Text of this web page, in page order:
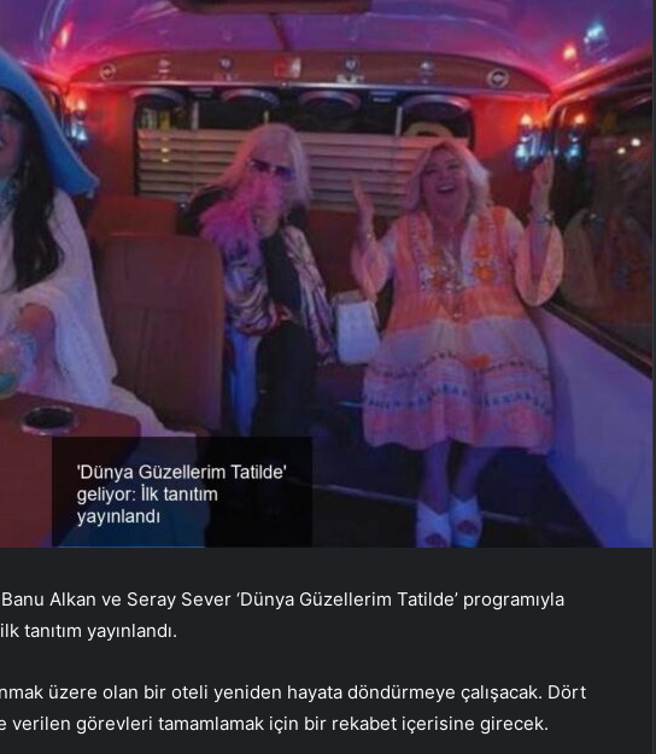
Alkan ve Seray Sever ‘Dünya Güzellerim Tatilde’ programıyla
tanıtım yayınlandı.
üzere olan bir oteli yeniden hayata döndürmeye çalışacak. Dört
verilen görevleri tamamlamak için bir rekabet içerisine girecek.